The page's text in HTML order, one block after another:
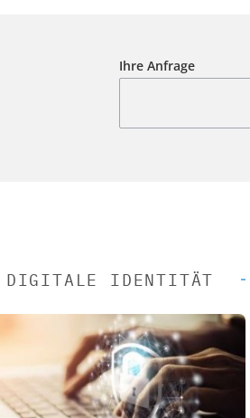
Ihre Anfrage
DIGITALE IDENTITÄT